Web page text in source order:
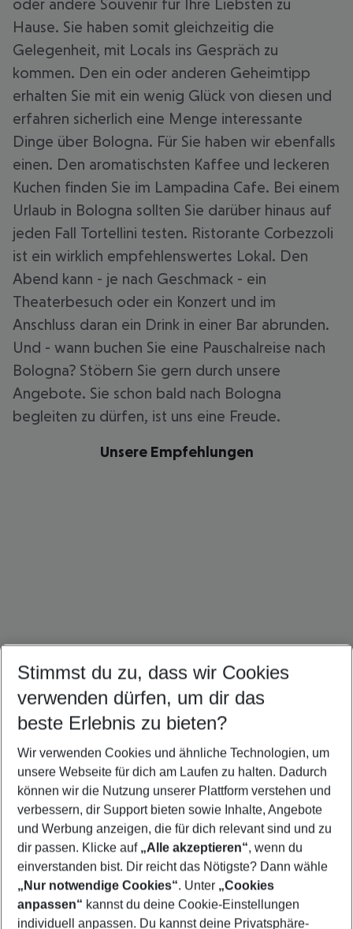
oder andere Souvenir für Ihre Liebsten zu
Hause. Sie haben somit gleichzeitig die
Gelegenheit, mit Locals ins Gespräch zu
kommen. Den ein oder anderen Geheimtipp
erhalten Sie mit ein wenig Glück von diesen und
erfahren sicherlich eine Menge interessante
Dinge über Bologna. Für Sie haben wir ebenfalls
einen. Den aromatischsten Kaffee und leckeren
Kuchen finden Sie im Lampadina Cafe. Bei einem
Urlaub in Bologna sollten Sie darüber hinaus auf
jeden Fall Tortellini testen. Ristorante Corbezzoli
ist ein wirklich empfehlenswertes Lokal. Den
Abend kann - je nach Geschmack - ein
Theaterbesuch oder ein Konzert und im
Anschluss daran ein Drink in einer Bar abrunden.
Und - wann buchen Sie eine Pauschalreise nach
Bologna? Stöbern Sie gern durch unsere
Angebote. Sie schon bald nach Bologna
begleiten zu dürfen, ist uns eine Freude.
Unsere Empfehlungen
Mallorca Urlaub Ibiza Urlaub
Quicklinks
Städtereisen Bologna
Footer
Footer navigation
Stimmst du zu, dass wir Cookies
verwenden dürfen, um dir das
beste Erlebnis zu bieten?
Wir verwenden Cookies und ähnliche Technologien, um
unsere Webseite für dich am Laufen zu halten. Dadurch
können wir die Nutzung unserer Plattform verstehen und
verbessern, dir Support bieten sowie Inhalte, Angebote
und Werbung anzeigen, die für dich relevant sind und zu
dir passen. Klicke auf „Alle akzeptieren“, wenn du
einverstanden bist. Dir reicht das Nötigste? Dann wähle
„Nur notwendige Cookies“. Unter „Cookies
anpassen“ kannst du deine Cookie-Einstellungen
individuell anpassen. Du kannst deine Privatsphäre-